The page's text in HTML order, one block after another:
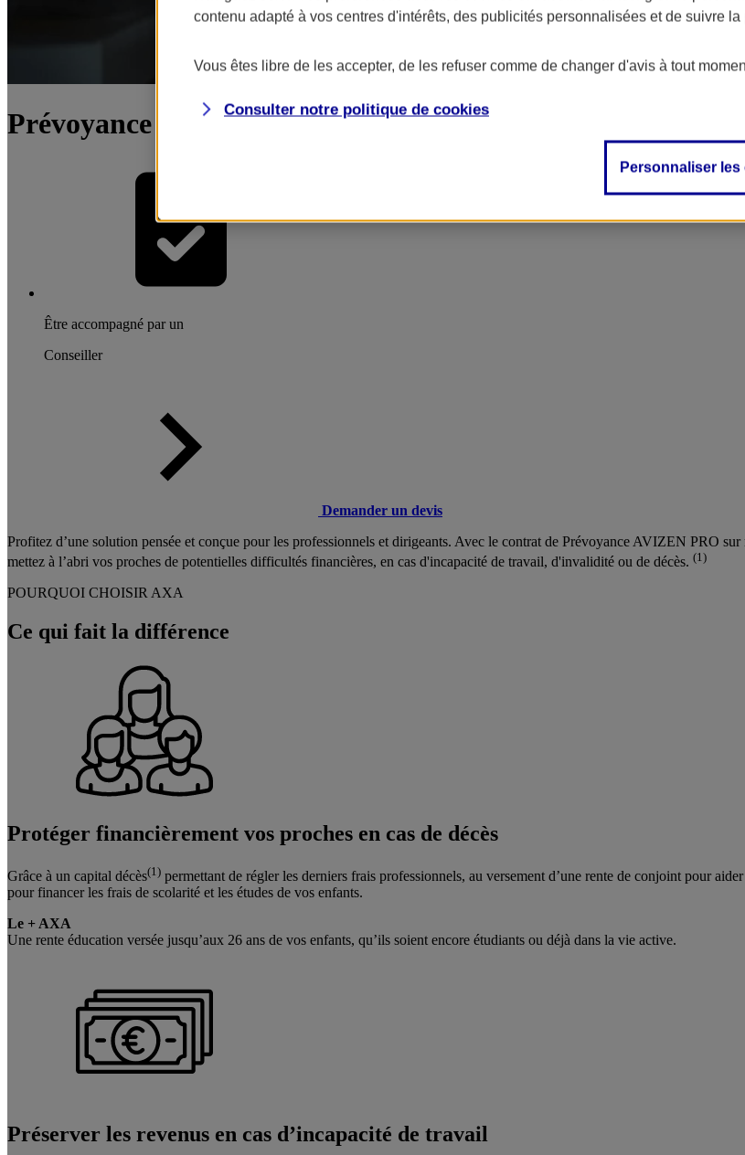
Prévoyance du dirigeant / chef d'entreprise
Être accompagné par un
Conseiller
Demander un devis
Profitez d’une solution pensée et conçue pour les professionnels et dirigeants. Avec le contrat de Prévoyance AVIZEN PRO
mettez à l’abri vos proches de potentielles difficultés financières, en cas d'incapacité de travail, d'invalidité ou de décès. (1)
POURQUOI CHOISIR AXA
Ce qui fait la différence
Protéger financièrement vos proches en cas de décès
Grâce à un capital décès(1) permettant de régler les derniers frais professionnels, au versement d’une rente de conjoint pour
pour financer les frais de scolarité et les études de vos enfants.
Le + AXA
Une rente éducation versée jusqu’aux 26 ans de vos enfants, qu’ils soient encore étudiants ou déjà dans la vie active.
Préserver les revenus en cas d’incapacité de travail
contenu adapté à vos centres d'intérêts, des publicités personnalisées et de suivre
Vous êtes libre de les accepter, de les refuser comme de changer d'avis à tout
Consulter notre politique de cookies
Personnaliser